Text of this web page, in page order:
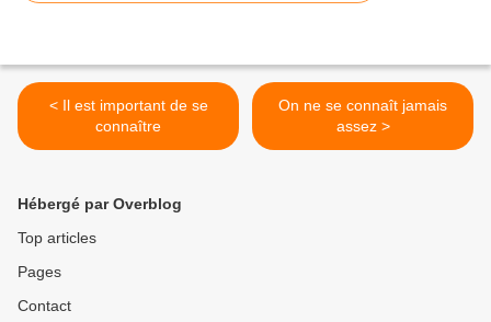
< Il est important de se
connaître
On ne se connaît jamais
assez >
Hébergé par Overblog
Top articles
Pages
Contact